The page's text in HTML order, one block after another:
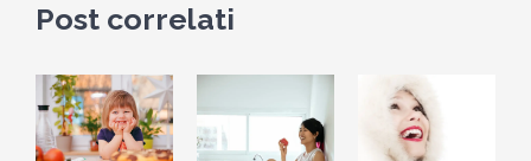
Post correlati